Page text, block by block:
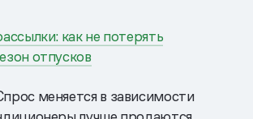
как не потерять
отпусков
меняется в зависимости